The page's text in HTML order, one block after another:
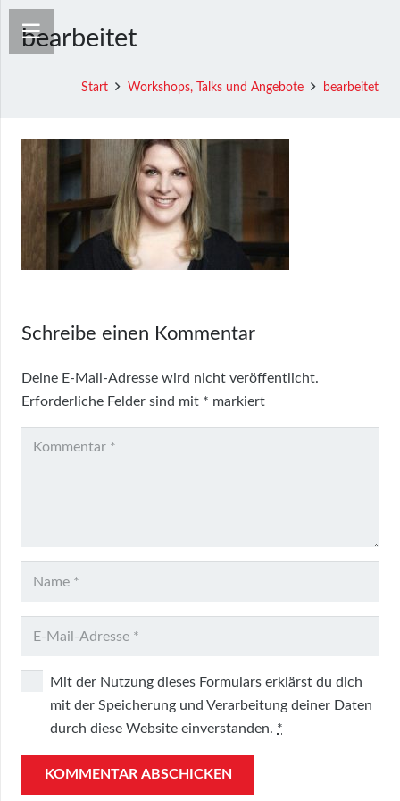
bearbeitet
Start Workshops, Talks und Angebote bearbeitet
Schreibe einen Kommentar
Deine E-Mail-Adresse wird nicht veröffentlicht.
Erforderliche Felder sind mit * markiert
Mit der Nutzung dieses Formulars erklärst du dich
mit der Speicherung und Verarbeitung deiner Daten
durch diese Website einverstanden. *
KOMMENTAR ABSCHICKEN